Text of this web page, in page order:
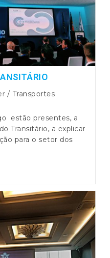
/ Transportes
estão presentes, a
Transitário, a explicar
para o setor dos